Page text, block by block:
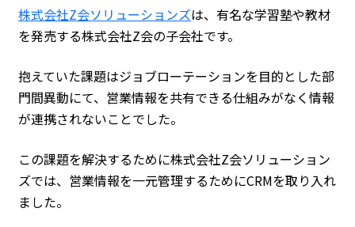
株式会社Z会ソリューションズは、有名な学習塾や教材
を発売する株式会社Z会の子会社です。
抱えていた課題はジョブローテーションを目的とした部
門間異動にて、営業情報を共有できる仕組みがなく情報
が連携されないことでした。
この課題を解決するために株式会社Z会ソリューション
ズでは、営業情報を一元管理するためにCRMを取り入れ
ました。